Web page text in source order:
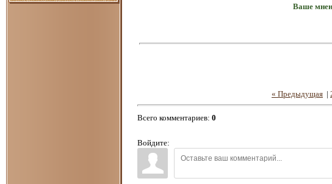
Ваше
« Предыдущая |
Всего комментариев: 0
Войдите: